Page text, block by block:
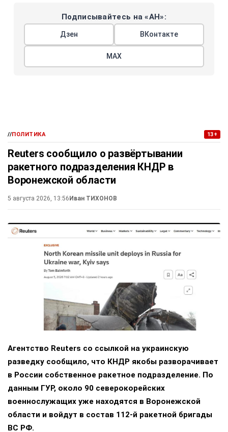
Подписывайтесь на «АН»:
Дзен ВКонтакте
МАХ
//ПОЛИТИКА 13+
Reuters сообщило о развёртывании
ракетного подразделения КНДР в
Воронежской области
5 августа 2026, 13:56Иван ТИХОНОВ
Агентство Reuters со ссылкой на украинскую
разведку сообщило, что КНДР якобы разворачивает
в России собственное ракетное подразделение. По
данным ГУР, около 90 северокорейских
военнослужащих уже находятся в Воронежской
области и войдут в состав 112-й ракетной бригады
ВС РФ.